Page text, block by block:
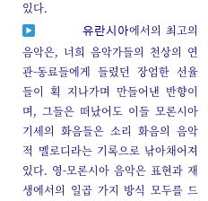
있다.
유란시아에서의 최고의
음악은, 너희 음악가들의 천상의 연
관-동료들에게 들렸던 장엄한 선율
들이 획 지나가며 만들어낸 반향이
며, 그들은 떠났어도 이들 모론시아
기세의 화음들은 소리 화음의 음악
적 멜로디라는 기록으로 낚아채어져
있다. 영-모론시아 음악은 표현과 재
생에서의 일곱 가지 방식 모두를 드